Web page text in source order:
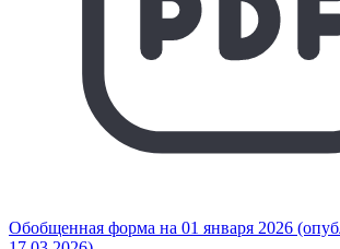
Обобщенная форма на 01 января 2026